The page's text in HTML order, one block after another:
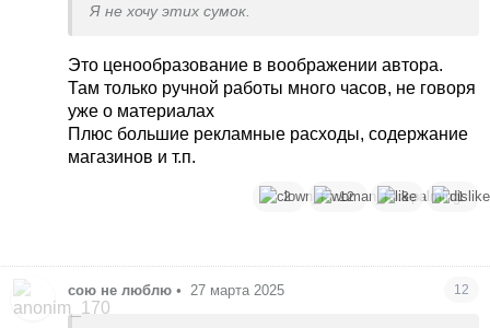
Я не хочу этих сумок.
Это ценообразование в воображении автора.
Там только ручной работы много часов, не говоря
уже о материалах
Плюс большие рекламные расходы, содержание
магазинов и т.п.
2 12 8 1
сою не люблю • 27 марта 2025 12